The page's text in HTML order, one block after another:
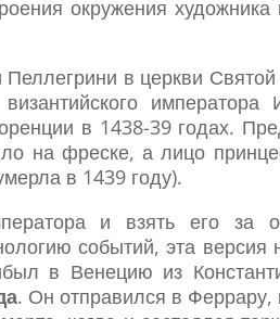
окружения
в церкви Святой
императора
в 1438-39 годах.
на фреске, а лицо
в 1439 году).
и взять его за
событий, эта версия
в Венецию из
. Он отправился в